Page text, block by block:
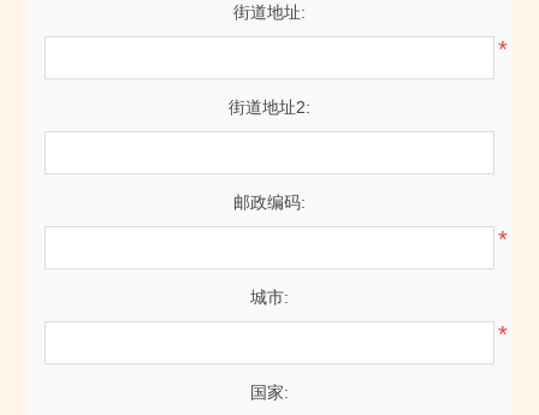
街道地址:
*
街道地址2:
邮政编码:
*
城市:
*
国家: